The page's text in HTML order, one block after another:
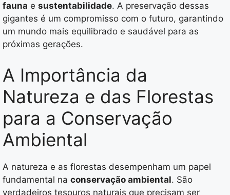
fauna e sustentabilidade. A preservação dessas
gigantes é um compromisso com o futuro, garantindo
um mundo mais equilibrado e saudável para as
próximas gerações.
A Importância da
Natureza e das Florestas
para a Conservação
Ambiental
A natureza e as florestas desempenham um papel
fundamental na conservação ambiental. São
verdadeiros tesouros naturais que precisam ser